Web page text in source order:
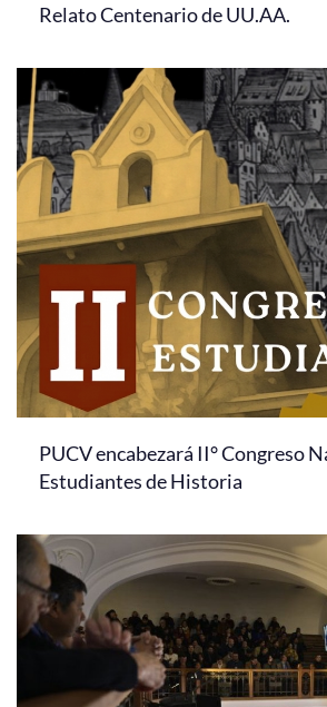
Relato Centenario de UU.AA.
PUCV encabezará II° Congreso
Estudiantes de Historia